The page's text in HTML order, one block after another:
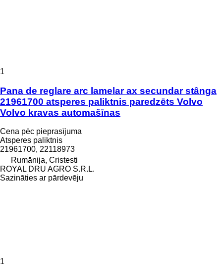
1
Pana de reglare arc lamelar ax secundar stânga
21961700 atsperes paliktnis paredzēts Volvo
Volvo kravas automašīnas
Cena pēc pieprasījuma
Atsperes paliktnis
21961700, 22118973
Rumānija, Cristesti
ROYAL DRU AGRO S.R.L.
Sazināties ar pārdevēju
1